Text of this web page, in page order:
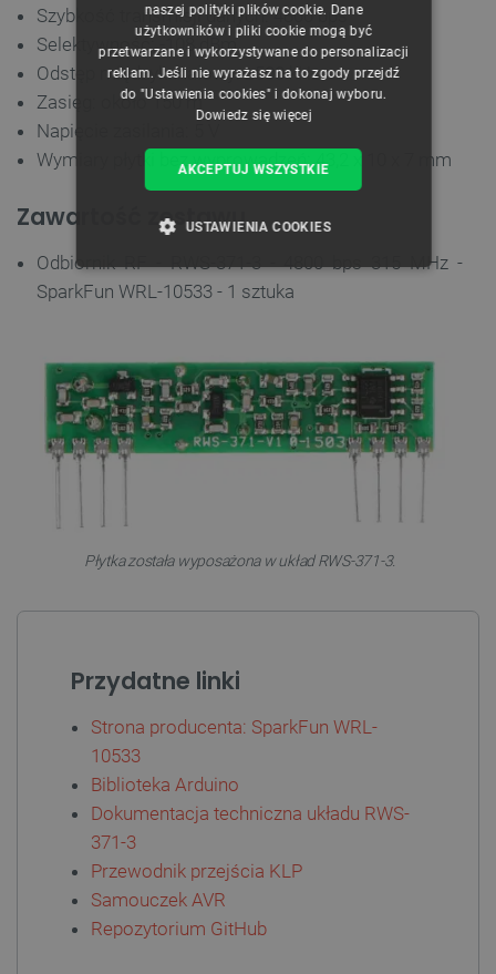
Szybkość transmisji danych: 4800 bps
Selektywność: -108 dBm
Odstęp międzykanałowy: ±500 kHz
Zasięg: około 150 m
Napięcie zasilania: 5 V
Wymiary płytki bez wyprowadzeń: 43,2 x 10 x 7 mm
Zawartość zestawu
Odbiornik RF - RWS-371-3 - 4800 bps 315 MHz -
SparkFun WRL-10533 - 1 sztuka
Płytka została wyposażona w układ RWS-371-3.
Przydatne linki
Strona producenta: SparkFun WRL-
10533
Biblioteka Arduino
Dokumentacja techniczna układu RWS-
371-3
Przewodnik przejścia KLP
Samouczek AVR
Repozytorium GitHub
GERMAN
naszej polityki plików cookie. Dane
użytkowników i pliki cookie mogą być
przetwarzane i wykorzystywane do personalizacji
reklam. Jeśli nie wyrażasz na to zgody przejdź
do "Ustawienia cookies" i dokonaj wyboru.
Dowiedz się więcej
AKCEPTUJ WSZYSTKIE
USTAWIENIA COOKIES
WYDAJNOŚĆ
FUNKCJONALNOŚĆ
Niezbędne pliki cookie umożliwiają korzystanie z
podstawowych funkcji strony internetowej, takich
Bez niezbędnych plików cookie nie można
Nazwa
.botland.com.pl